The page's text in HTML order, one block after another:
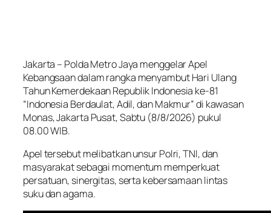
Jakarta – Polda Metro Jaya menggelar Apel
Kebangsaan dalam rangka menyambut Hari Ulang
Tahun Kemerdekaan Republik Indonesia ke-81
“Indonesia Berdaulat, Adil, dan Makmur” di kawasan
Monas, Jakarta Pusat, Sabtu (8/8/2026) pukul
08.00 WIB.
Apel tersebut melibatkan unsur Polri, TNI, dan
masyarakat sebagai momentum memperkuat
persatuan, sinergitas, serta kebersamaan lintas
suku dan agama.